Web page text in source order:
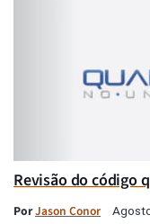
Revisão do código
PorJason Conor